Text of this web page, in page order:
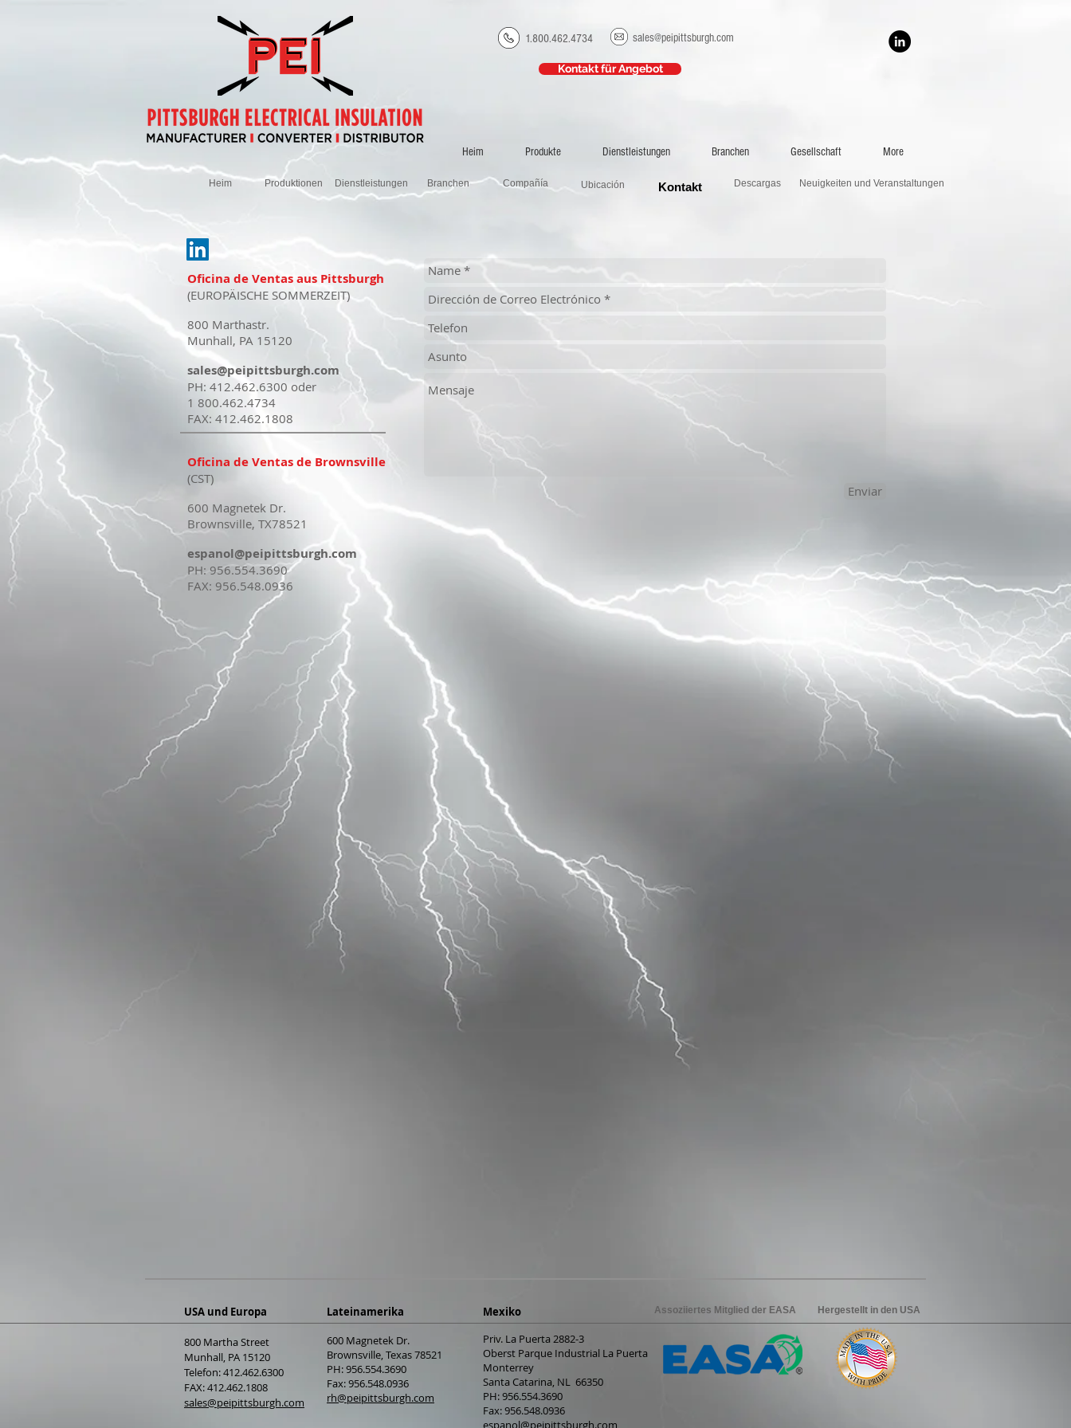
sales@peipittsburgh.com
1.800.462.4734
Kontakt für Angebot
Heim Produkte Dienstleistungen Branchen Gesellschaft More
Descargas
Kontakt
Ubicación
Compañía
Branchen
Dienstleistungen
Heim Neuigkeiten und Veranstaltungen
Produktionen
Oficina de Ventas aus Pittsburgh
(EUROPÄISCHE SOMMERZEIT)
800 Marthastr.
Munhall, PA 15120
sales@peipittsburgh.com
PH: 412.462.6300 oder
1 800.462.4734
FAX: 412.462.1808
Oficina de Ventas de Brownsville
(CST)
600 Magnetek Dr.
Brownsville, TX78521
espanol@peipittsburgh.com
PH: 956.554.3690
FAX: 956.548.0936
Enviar
USA und Europa
800 Martha Street
Munhall, PA 15120
Telefon: 412.462.6300
FAX: 412.462.1808
sales@peipittsburgh.com
Lateinamerika
600 Magnetek Dr.
Brownsville, Texas 78521
PH: 956.554.3690
Fax: 956.548.0936
rh@peipittsburgh.com
Mexiko
Priv. La Puerta 2882-3
Oberst Parque Industrial La Puerta
Monterrey
Santa Catarina, NL 66350
PH: 956.554.3690
Fax: 956.548.0936
espanol@peipittsburgh.com
Assoziiertes Mitglied der EASA Hergestellt in den USA